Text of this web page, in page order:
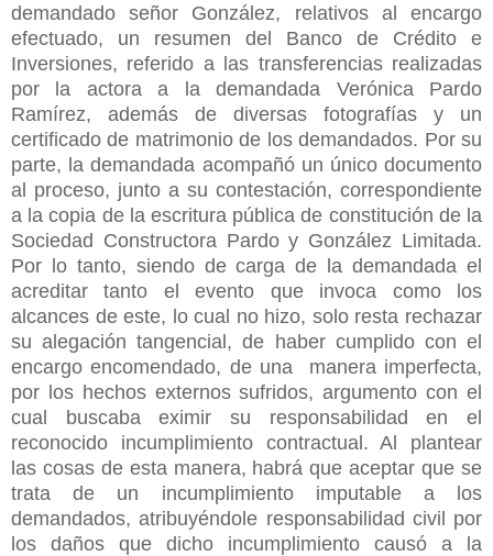
demandado señor González, relativos al encargo
efectuado, un resumen del Banco de Crédito e
Inversiones, referido a las transferencias realizadas
por la actora a la demandada Verónica Pardo
Ramírez, además de diversas fotografías y un
certificado de matrimonio de los demandados. Por su
parte, la demandada acompañó un único documento
al proceso, junto a su contestación, correspondiente
a la copia de la escritura pública de constitución de la
Sociedad Constructora Pardo y González Limitada.
Por lo tanto, siendo de carga de la demandada el
acreditar tanto el evento que invoca como los
alcances de este, lo cual no hizo, solo resta rechazar
su alegación tangencial, de haber cumplido con el
encargo encomendado, de una manera imperfecta,
por los hechos externos sufridos, argumento con el
cual buscaba eximir su responsabilidad en el
reconocido incumplimiento contractual. Al plantear
las cosas de esta manera, habrá que aceptar que se
trata de un incumplimiento imputable a los
demandados, atribuyéndole responsabilidad civil por
los daños que dicho incumplimiento causó a la